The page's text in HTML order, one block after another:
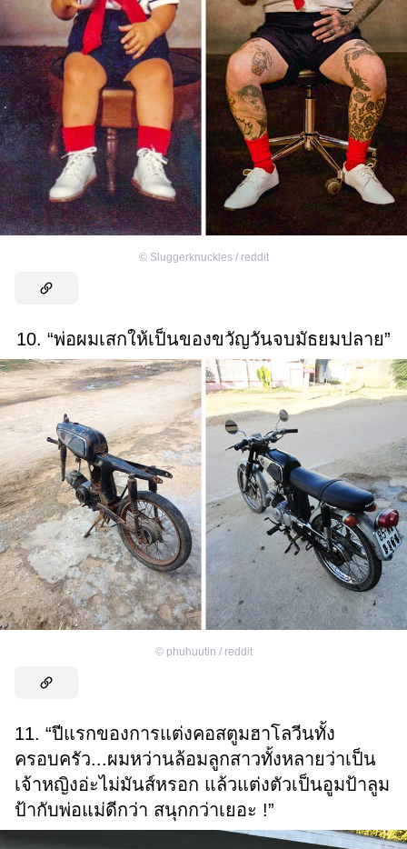
© Sluggerknuckles / reddit
10. “พ่อผมเสกให้เป็นของขวัญวันจบมัธยมปลาย”
© phuhuutin / reddit
11. “ปีแรกของการแต่งคอสตูมฮาโลวีนทั้ง
ครอบครัว...ผมหว่านล้อมลูกสาวทั้งหลายว่าเป็น
เจ้าหญิงอ่ะไม่มันส์หรอก แล้วแต่งตัวเป็นอูมป้าลูม
ป้ากับพ่อแม่ดีกว่า สนุกกว่าเยอะ !”